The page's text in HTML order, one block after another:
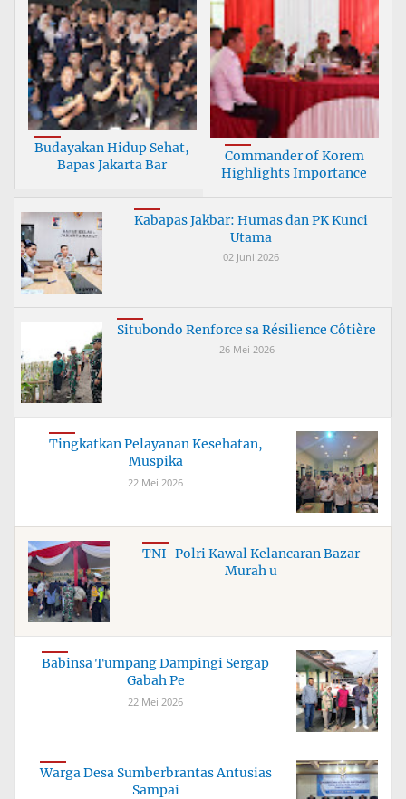
Budayakan Hidup Sehat,
Bapas Jakarta Bar
Commander of Korem
Highlights Importance
Kabapas Jakbar: Humas dan PK Kunci
Utama
02 Juni 2026
Situbondo Renforce sa Résilience Côtière
26 Mei 2026
Tingkatkan Pelayanan Kesehatan,
Muspika
22 Mei 2026
TNI-Polri Kawal Kelancaran Bazar
Murah u
Babinsa Tumpang Dampingi Sergap
Gabah Pe
22 Mei 2026
Warga Desa Sumberbrantas Antusias
Sampai